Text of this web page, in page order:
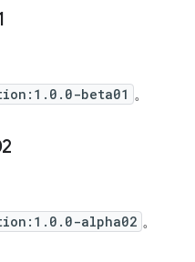
beta01 。
alpha02 。